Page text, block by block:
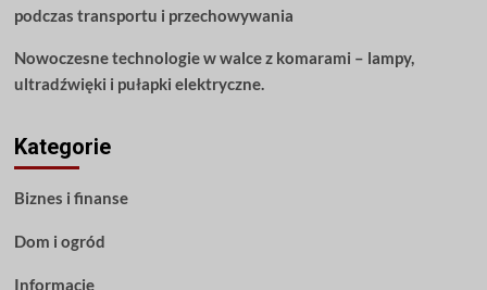
podczas transportu i przechowywania
Nowoczesne technologie w walce z komarami – lampy,
ultradźwięki i pułapki elektryczne.
Kategorie
Biznes i finanse
Dom i ogród
Informacje